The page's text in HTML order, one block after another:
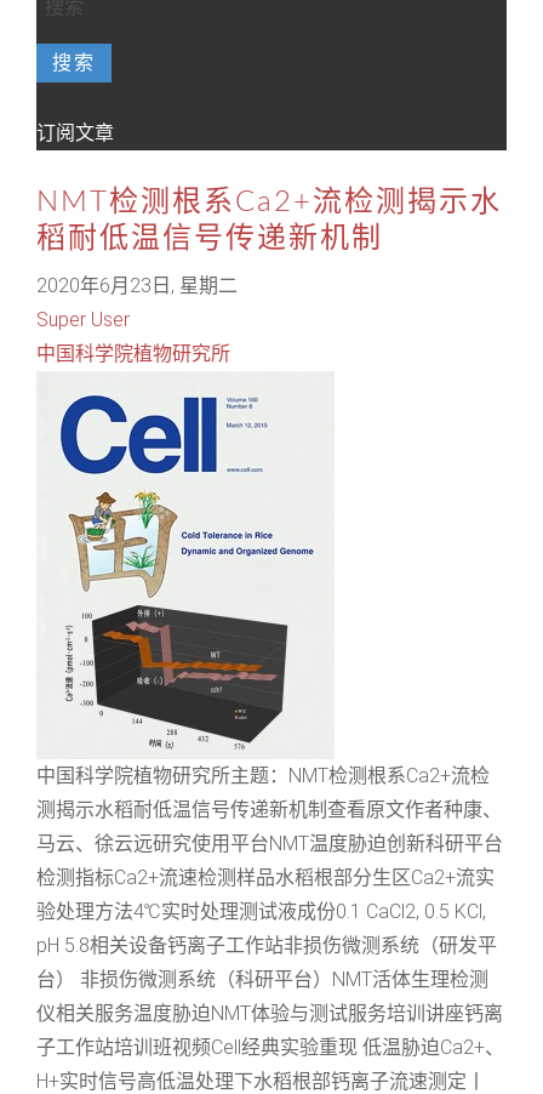
搜索
订阅文章
NMT检测根系Ca2+流检测揭示水
稻耐低温信号传递新机制
2020年6月23日, 星期二
Super User
中国科学院植物研究所
中国科学院植物研究所主题：NMT检测根系Ca2+流检
测揭示水稻耐低温信号传递新机制查看原文作者种康、
马云、徐云远研究使用平台NMT温度胁迫创新科研平台
检测指标Ca2+流速检测样品水稻根部分生区Ca2+流实
验处理方法4℃实时处理测试液成份0.1 CaCl2, 0.5 KCl,
pH 5.8相关设备钙离子工作站非损伤微测系统（研发平
台） 非损伤微测系统（科研平台）NMT活体生理检测
仪相关服务温度胁迫NMT体验与测试服务培训讲座钙离
子工作站培训班视频Cell经典实验重现 低温胁迫Ca2+、
H+实时信号高低温处理下水稻根部钙离子流速测定丨